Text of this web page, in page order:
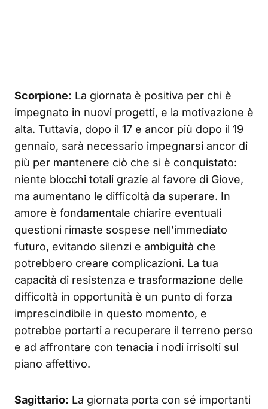
Scorpione: La giornata è positiva per chi è
impegnato in nuovi progetti, e la motivazione è
alta. Tuttavia, dopo il 17 e ancor più dopo il 19
gennaio, sarà necessario impegnarsi ancor di
più per mantenere ciò che si è conquistato:
niente blocchi totali grazie al favore di Giove,
ma aumentano le difficoltà da superare. In
amore è fondamentale chiarire eventuali
questioni rimaste sospese nell’immediato
futuro, evitando silenzi e ambiguità che
potrebbero creare complicazioni. La tua
capacità di resistenza e trasformazione delle
difficoltà in opportunità è un punto di forza
imprescindibile in questo momento, e
potrebbe portarti a recuperare il terreno perso
e ad affrontare con tenacia i nodi irrisolti sul
piano affettivo.
Sagittario: La giornata porta con sé importanti